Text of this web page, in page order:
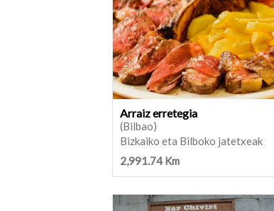
Arraiz erretegia
(Bilbao)
Bizkaiko eta Bilboko jatetxeak
2,991.74 Km